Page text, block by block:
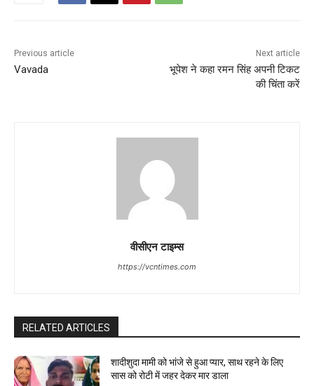
Previous article
Vavada
Next article
भूपेश ने कहा रमन सिंह अपनी टिकट
की चिंता करें
वीसीएन टाइम्स
https://vcntimes.com
RELATED ARTICLES
शादीशुदा मामी को भांजे से हुआ प्यार, साथ रहने के लिए
सास को रोटी में जहर देकर मार डाला